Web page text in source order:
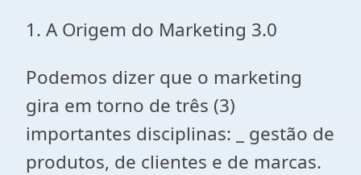
1. A Origem do Marketing 3.0
Podemos dizer que o marketing
gira em torno de três (3)
importantes disciplinas: _ gestão de
produtos, de clientes e de marcas.